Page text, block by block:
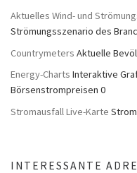
Aktuelles Wind- und
Strömungsszenario des
Countrymeters Aktuelle
Energy-Charts Interaktive
Börsenstrompreisen 0
Stromausfall Live-Karte
INTERESSANTE